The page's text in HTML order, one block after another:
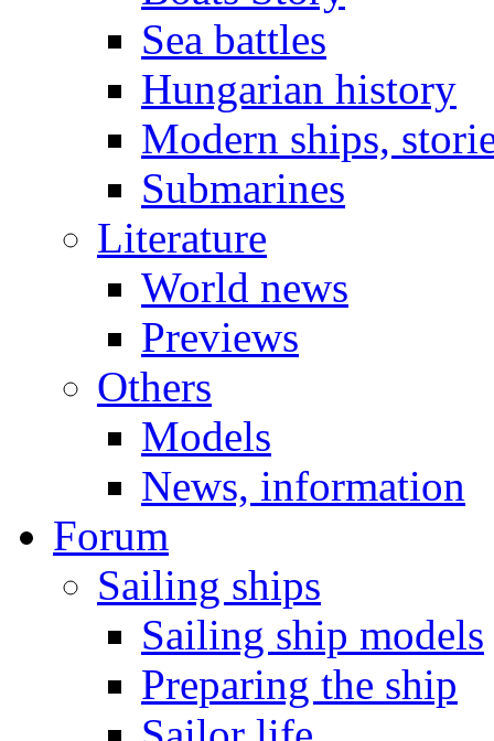
Sea battles
Hungarian history
Modern ships,
Submarines
Literature
World news
Previews
Others
Models
News, information
Forum
Sailing ships
Sailing ship models
Preparing the ship